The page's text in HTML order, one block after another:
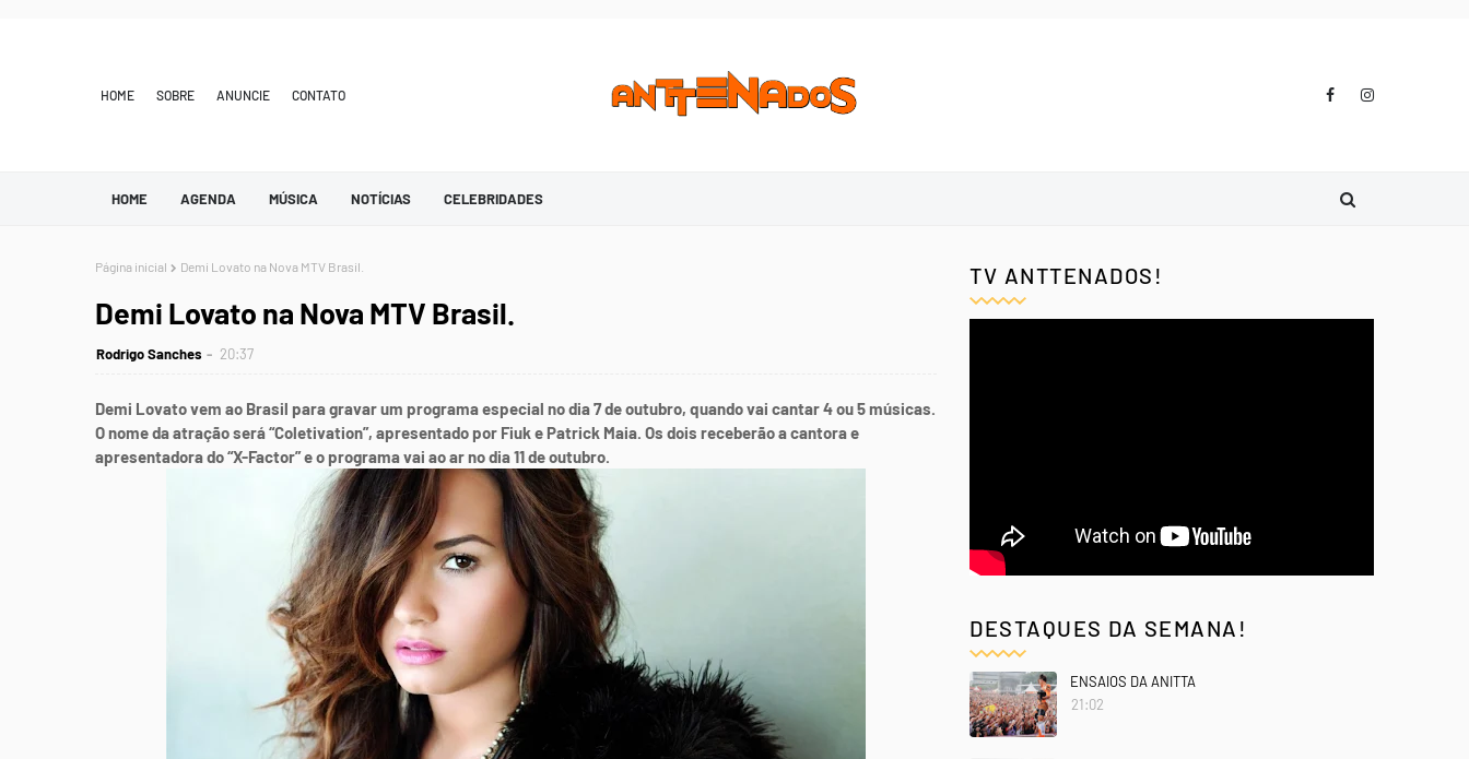
HOME SOBRE ANUNCIE CONTATO
HOME AGENDA MÚSICA NOTÍCIAS CELEBRIDADES
Página inicial Demi Lovato na Nova MTV Brasil.
Demi Lovato na Nova MTV Brasil.
Rodrigo Sanches 20:37
Demi Lovato vem ao Brasil para gravar um programa especial no dia 7 de outubro, quando vai cantar 4 ou 5 músicas.
O nome da atração será “Coletivation”, apresentado por Fiuk e Patrick Maia. Os dois receberão a cantora e
apresentadora do “X-Factor” e o programa vai ao ar no dia 11 de outubro.
TV ANTTENADOS!
DESTAQUES DA SEMANA!
ENSAIOS DA ANITTA
21:02